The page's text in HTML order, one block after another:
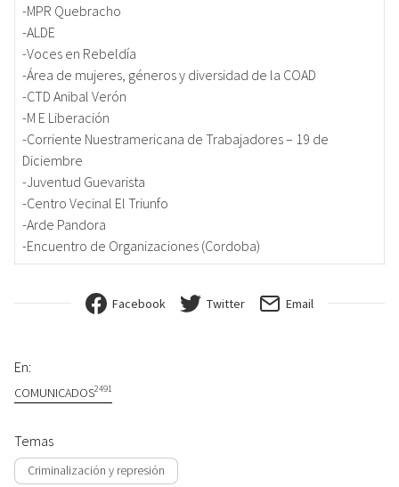
-MPR Quebracho
-ALDE
-Voces en Rebeldía
-Área de mujeres, géneros y diversidad de la COAD
-CTD Anibal Verón
-M E Liberación
-Corriente Nuestramericana de Trabajadores – 19 de
Diciembre
-Juventud Guevarista
-Centro Vecinal El Triunfo
-Arde Pandora
-Encuentro de Organizaciones (Cordoba)
Facebook Twitter Email
En:
COMUNICADOS2491
Temas
Criminalización y represión